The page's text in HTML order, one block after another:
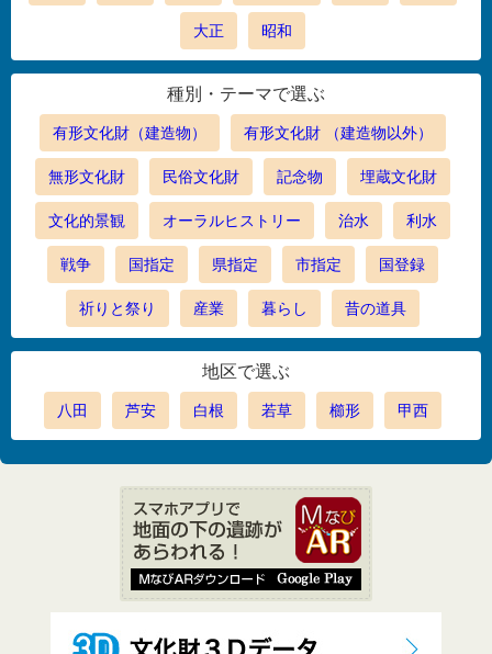
大正 昭和
種別・テーマで選ぶ
有形文化財（建造物） 有形文化財 （建造物以外）
無形文化財 民俗文化財 記念物 埋蔵文化財
文化的景観 オーラルヒストリー 治水 利水
戦争 国指定 県指定 市指定 国登録
祈りと祭り 産業 暮らし 昔の道具
地区で選ぶ
八田 芦安 白根 若草 櫛形 甲西